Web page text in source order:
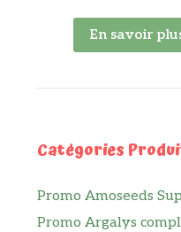
En savoir
Catégories
Promo Amoseeds
Promo Argalys